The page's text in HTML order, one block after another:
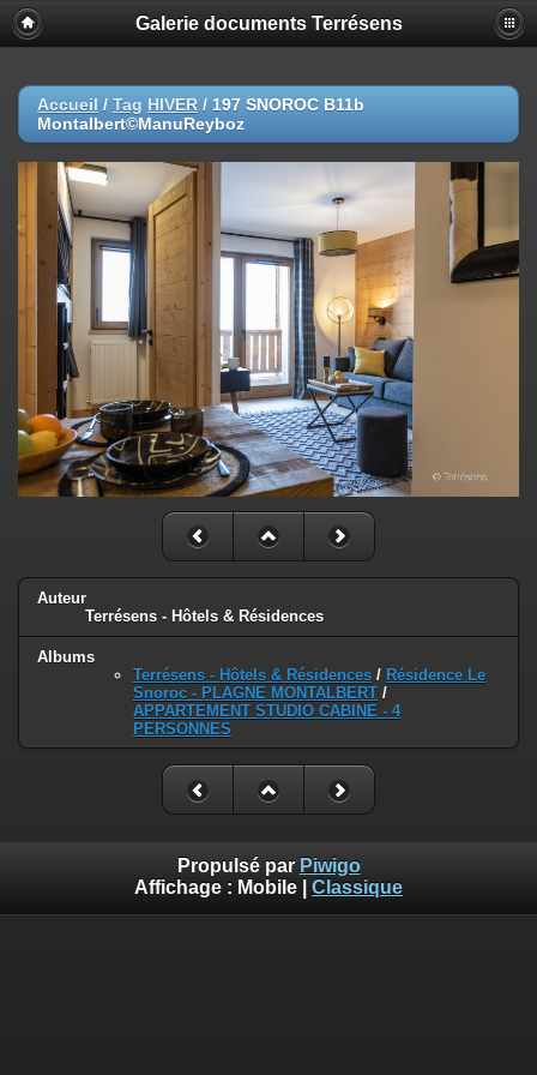
Galerie documents Terrésens
Accueil / Tag HIVER / 197 SNOROC B11b
Montalbert©ManuReyboz
Auteur
Terrésens - Hôtels & Résidences
Albums
Terrésens - Hôtels & Résidences / Résidence Le
Snoroc - PLAGNE MONTALBERT /
APPARTEMENT STUDIO CABINE - 4
PERSONNES
Propulsé par Piwigo
Affichage : Mobile Classique